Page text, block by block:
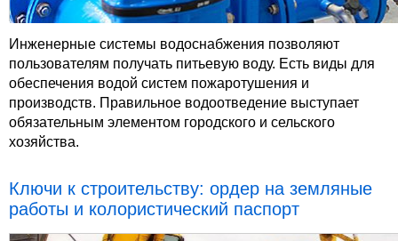
Инженерные системы водоснабжения позволяют
пользователям получать питьевую воду. Есть виды для
обеспечения водой систем пожаротушения и
производств. Правильное водоотведение выступает
обязательным элементом городского и сельского
хозяйства.
Ключи к строительству: ордер на земляные
работы и колористический паспорт